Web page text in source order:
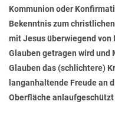
Kommunion oder
Bekenntnis zum
mit Jesus überwiegend
Glauben getragen wird und
Glauben das (schlichtere)
langanhaltende Freude an
Oberfläche